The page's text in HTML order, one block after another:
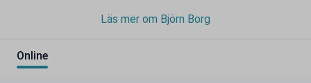
Läs mer om Björn Borg
Online